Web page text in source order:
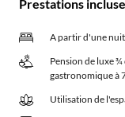
Prestations
A partir d'une
Pension de luxe
gastronomique à
Utilisation de